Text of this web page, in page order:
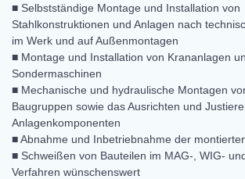
■ Selbstständige Montage und Installation von
Stahlkonstruktionen und Anlagen nach
im Werk und auf Außenmontagen
■ Montage und Installation von Krananlagen
Sondermaschinen
■ Mechanische und hydraulische Montagen
Baugruppen sowie das Ausrichten und
Anlagenkomponenten
■ Abnahme und Inbetriebnahme der
■ Schweißen von Bauteilen im MAG-, WIG-
Verfahren wünschenswert